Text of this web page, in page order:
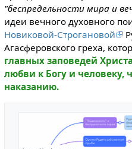
"беспредельности мира и
идеи вечного духовного
Новиковой-Строгановой
Агасферовского греха,
главных заповедей
любви к Богу и человеку,
наказанию.